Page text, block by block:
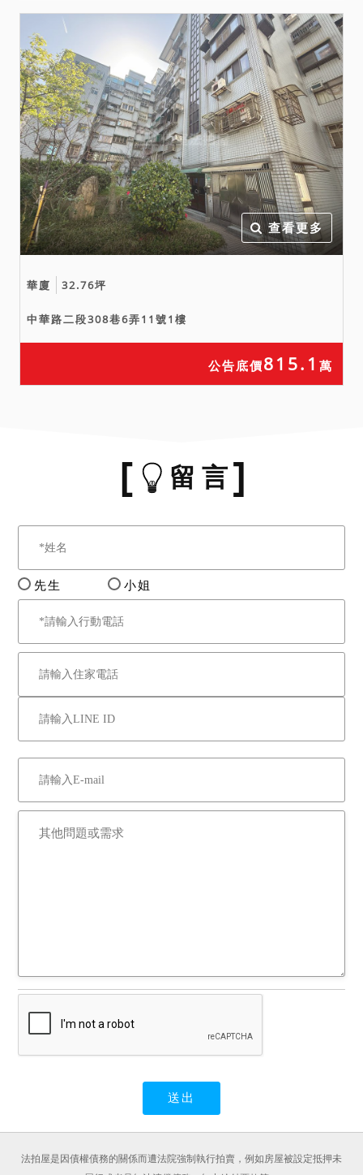
查看更多
華廈 32.76坪
中華路二段308巷6弄11號1樓
公告底價815.1 萬
留 言
先生 小姐
法拍屋是因債權債務的關係而遭法院強制執行拍賣，例如房屋被設定抵押未